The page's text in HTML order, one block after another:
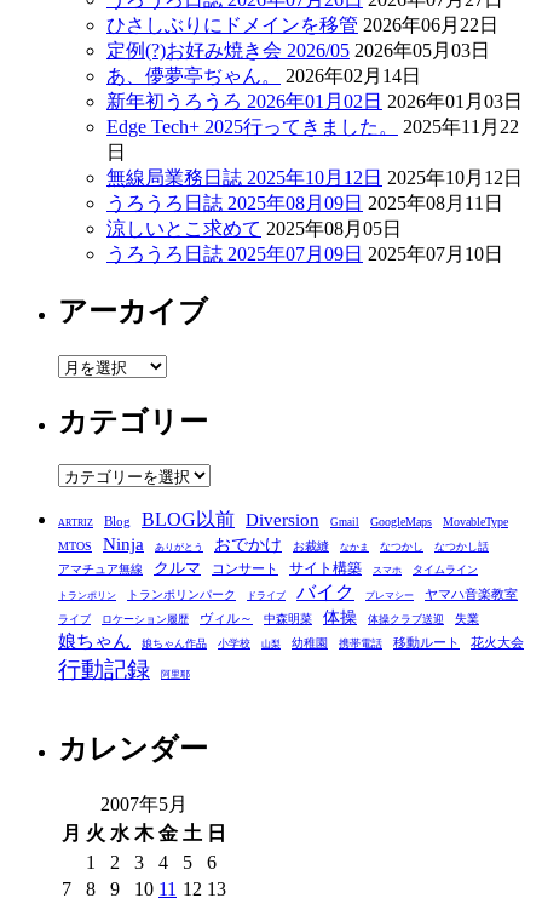
ひさしぶりにドメインを移管 2026年06月22日
定例(?)お好み焼き会 2026/05 2026年05月03日
あ、儚夢亭ぢゃん。
2026年02月14日
新年初うろうろ 2026年01月02日 2026年01月03日
Edge Tech+ 2025行ってきました。
2025年11月22
日
無線局業務日誌 2025年10月12日 2025年10月12日
うろうろ日誌 2025年08月09日 2025年08月11日
涼しいとこ求めて 2025年08月05日
うろうろ日誌 2025年07月09日 2025年07月10日
アーカイブ
ア
カ
イ
ブ
カテゴリー
カ
ゴ
リ
ー
ARTRIZ Blog BLOG以前 Diversion Gmail GoogleMaps
MovableType
MTOS
Ninja ありがとう おでかけ お裁縫 なかま なつかし なつかし話
アマチュア無線 クルマ コンサート サイト構築 スマホ タイムライン
トランポリン トランポリンパーク ドライブ バイク プレマシー ヤマハ音楽教室
ライブ ロケーション履歴 ヴィル～ 中森明菜 体操 体操クラブ送迎 失業
娘ちゃん 娘ちゃん作品 小学校 山梨 幼稚園 携帯電話 移動ルート 花火大会
行動記録 阿里耶
カレンダー
2007年5月
月 火 水 木 金 土 日
1
2 3 4 5
6
7
8 9 10 11 12 13